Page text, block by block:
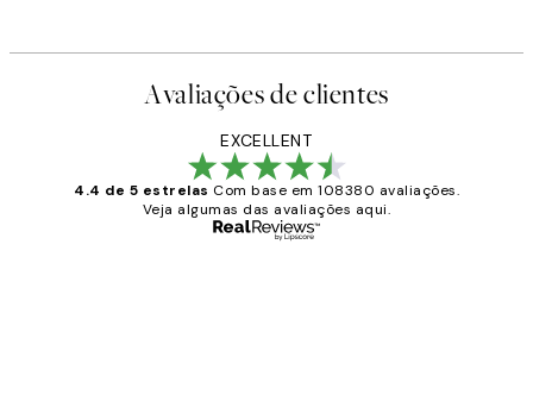
Avaliações de clientes
EXCELLENT
4.4 de 5 estrelas Com base em 108380 avaliações.
Veja algumas das avaliações aqui.